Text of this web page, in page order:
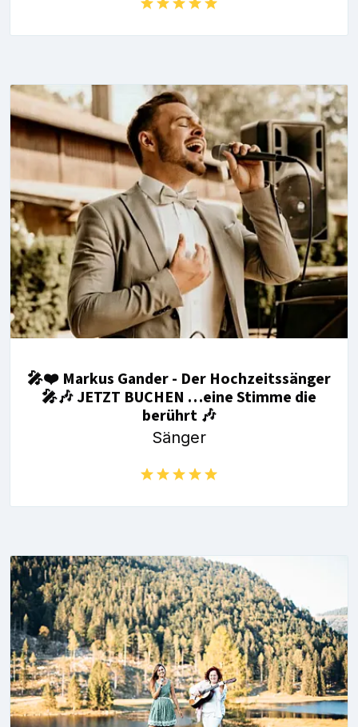
🎤❤️ Markus Gander - Der Hochzeitssänger
🎤🎶 JETZT BUCHEN …eine Stimme die
berührt 🎶
Sänger